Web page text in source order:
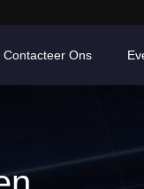
Contacteer Ons